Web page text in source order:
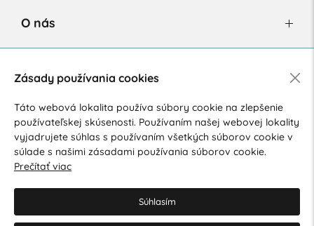
O nás
Súhlasím so spracovaním osobných údajov pre marketingové
účely.Zásady ochrany osobných údajov.
Zásady používania cookies
Táto webová lokalita používa súbory cookie na zlepšenie
používateľskej skúsenosti. Používaním našej webovej lokality
vyjadrujete súhlas s používaním všetkých súborov cookie v
súlade s našimi zásadami používania súborov cookie.
Prečítať viac
Súhlasím